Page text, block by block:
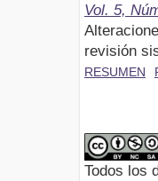
Vol. 5,
revisión
RESUMEN
Todos los